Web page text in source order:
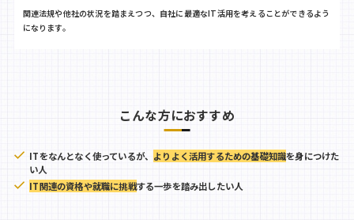
関連法規や他社の状況を踏まえつつ、自社に最適なIT活用を考えることができるよう
になります。
こんな方におすすめ
ITをなんとなく使っているが、 よりよく活用するための基礎知識を身につけた
い人
IT関連の資格や就職に挑戦する一歩を踏み出したい人